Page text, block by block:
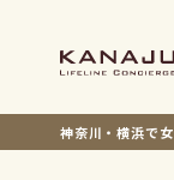
神奈川・横浜で